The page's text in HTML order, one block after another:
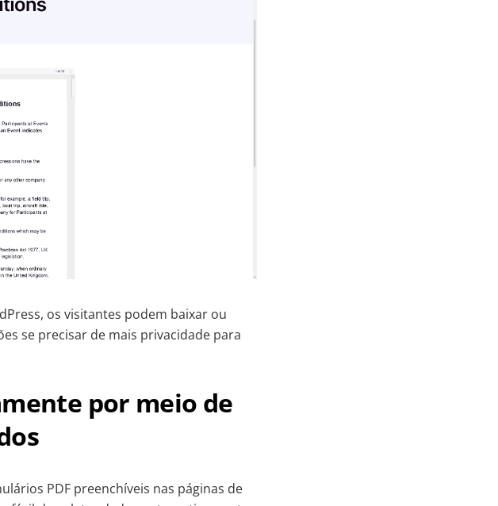
os visitantes podem baixar ou
se precisar de mais privacidade para
por meio de
PDF preenchíveis nas páginas de